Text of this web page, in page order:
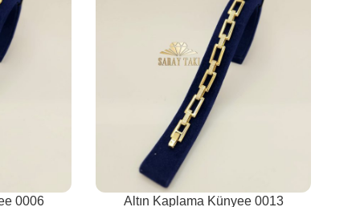
0006 Altın Kaplama Künyee 0013